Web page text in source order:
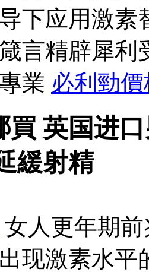
下应用激
言精辟犀利
業 必利勁
買 英国进
緩射精
女人更年期
现激素水平